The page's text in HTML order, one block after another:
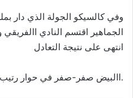
وفي كالسيكو الجولة الذي دار
الجماهير اقتسم النادي
انتهى على نتيجة التعادل
.االبيض صفر-صفر في حوار رتيب